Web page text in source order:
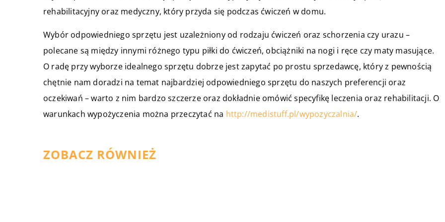
rehabilitacyjny oraz medyczny, który przyda się podczas ćwiczeń w domu.
Wybór odpowiedniego sprzętu jest uzależniony od rodzaju ćwiczeń oraz schorzenia czy urazu –
polecane są między innymi różnego typu piłki do ćwiczeń, obciążniki na nogi i ręce czy maty masujące.
O radę przy wyborze idealnego sprzętu dobrze jest zapytać po prostu sprzedawcę, który z pewnością
chętnie nam doradzi na temat najbardziej odpowiedniego sprzętu do naszych preferencji oraz
oczekiwań – warto z nim bardzo szczerze oraz dokładnie omówić specyfikę leczenia oraz rehabilitacji. O
warunkach wypożyczenia można przeczytać na http://medistuff.pl/wypozyczalnia/.
ZOBACZ RÓWNIEŻ